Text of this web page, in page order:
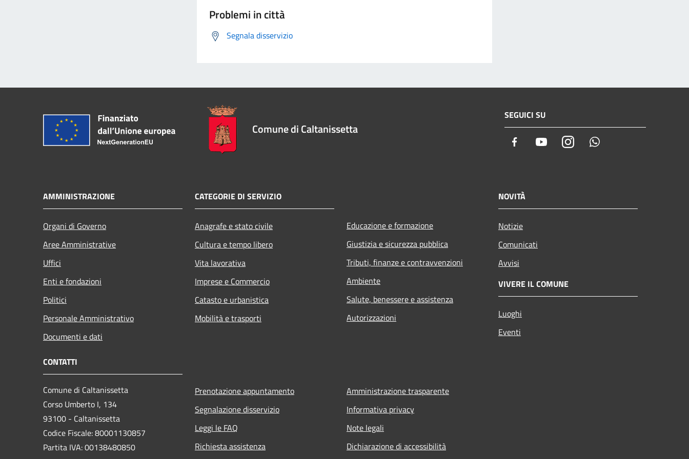
Problemi in città
Segnala disservizio
Comune di Caltanissetta
SEGUICI SU
Facebook YoutubeInstagram
AMMINISTRAZIONE
Organi di Governo
Aree Amministrative
Uffici
Enti e fondazioni
Politici
Personale Amministrativo
Documenti e dati
CATEGORIE DI SERVIZIO
Anagrafe e stato civile
Cultura e tempo libero
Vita lavorativa
Imprese e Commercio
Catasto e urbanistica
Mobilità e trasporti
Educazione e formazione
Giustizia e sicurezza pubblica
Tributi, finanze e contravvenzioni
Ambiente
Salute, benessere e assistenza
Autorizzazioni
NOVITÀ
Notizie
Comunicati
Avvisi
VIVERE IL COMUNE
Luoghi
Eventi
CONTATTI
Comune di Caltanissetta
Corso Umberto I, 134
93100 - Caltanissetta
Codice Fiscale: 80001130857
Partita IVA: 00138480850
Prenotazione appuntamento
Segnalazione disservizio
Leggi le FAQ
Richiesta assistenza
Amministrazione trasparente
Informativa privacy
Note legali
Dichiarazione di accessibilità